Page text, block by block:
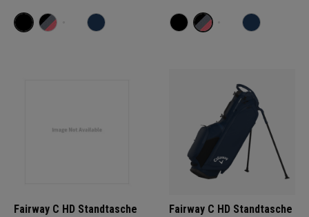
Fairway C HD Standtasche Fairway C HD Standtasche